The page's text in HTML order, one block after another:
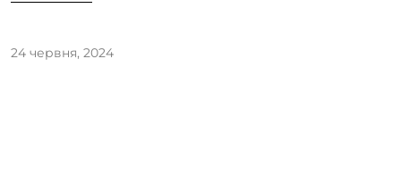
24 червня, 2024